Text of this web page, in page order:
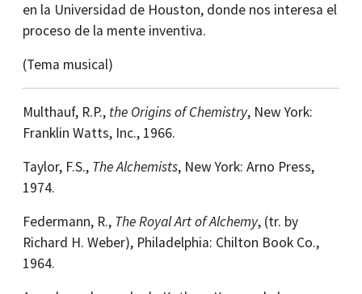
en la Universidad de Houston, donde nos interesa el
proceso de la mente inventiva.
(Tema musical)
Multhauf, R.P., the Origins of Chemistry, New York:
Franklin Watts, Inc., 1966.
Taylor, F.S., The Alchemists, New York: Arno Press,
1974.
Federmann, R., The Royal Art of Alchemy, (tr. by
Richard H. Weber), Philadelphia: Chilton Book Co.,
1964.